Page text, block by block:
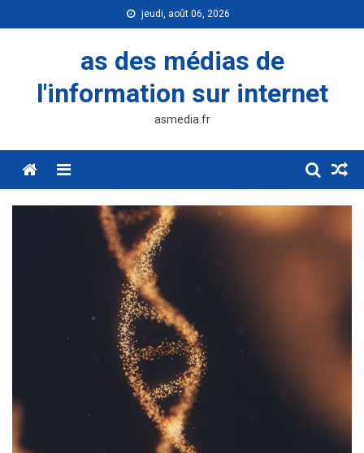
to
jeudi, août 06, 2026
as des médias de
l'information sur internet
asmedia.fr
Menu